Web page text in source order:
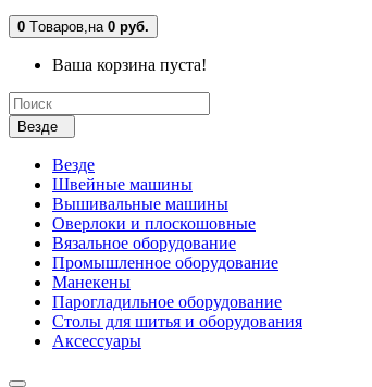
0 Tоваров,на 0 руб.
Ваша корзина пуста!
Везде
Везде
Швейные машины
Вышивальные машины
Оверлоки и плоскошовные
Вязальное оборудование
Промышленное оборудование
Манекены
Парогладильное оборудование
Столы для шитья и оборудования
Аксессуары